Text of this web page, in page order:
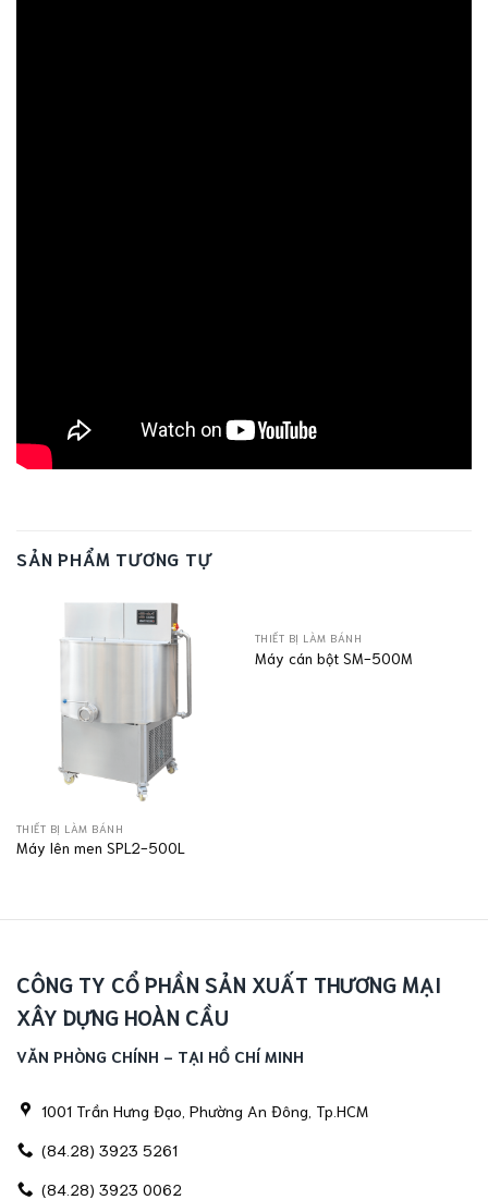
SẢN PHẨM TƯƠNG TỰ
THIẾT BỊ LÀM BÁNH
Máy lên men SPL2-500L
THIẾT BỊ LÀM BÁNH
Máy cán bột SM-500M
CÔNG TY CỔ PHẦN SẢN XUẤT THƯƠNG MẠI
XÂY DỰNG HOÀN CẦU
VĂN PHÒNG CHÍNH - TẠI HỒ CHÍ MINH
1001 Trần Hưng Đạo, Phường An Đông, Tp.HCM
(84.28) 3923 5261
(84.28) 3923 0062